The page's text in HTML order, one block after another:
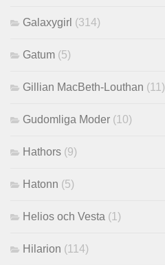
Galaxygirl (314)
Gatum (5)
Gillian MacBeth-Louthan (11)
Gudomliga Moder (10)
Hathors (9)
Hatonn (5)
Helios och Vesta (1)
Hilarion (114)